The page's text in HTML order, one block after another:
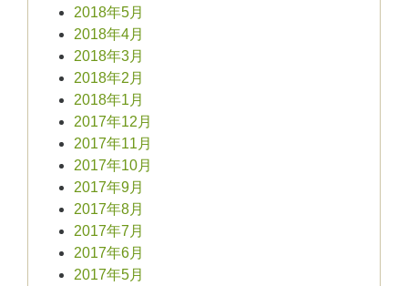
2018年5月
2018年4月
2018年3月
2018年2月
2018年1月
2017年12月
2017年11月
2017年10月
2017年9月
2017年8月
2017年7月
2017年6月
2017年5月